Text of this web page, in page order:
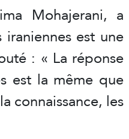
Mohajerani, a
est une
: « La réponse
est la même que
connaissance, les